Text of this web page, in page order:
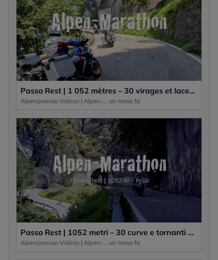
Passo Rest | 1 052 mètres – 30 virages et lacets ainsi qu’une route étroite caractérisent ce col alpin.
Alpenpaesse-Videos | Alpen-Marathon un mese fa
Passo Rest | 1052 metri – 30 curve e tornanti e una strada stretta caratterizzano questo passo alpino.
Alpenpaesse-Videos | Alpen-Marathon un mese fa